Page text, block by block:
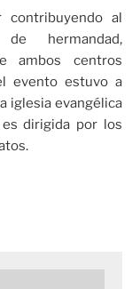
contribuyendo al
hermandad,
ambos centros
evento estuvo a
iglesia evangélica
dirigida por los